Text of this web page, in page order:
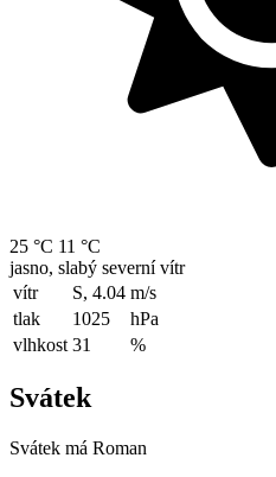
25 °C 11 °C
jasno, slabý severní vítr
vítr
S, 4.04 m/s
tlak
1025
hPa
vlhkost 31 %
Svátek
Svátek má Roman